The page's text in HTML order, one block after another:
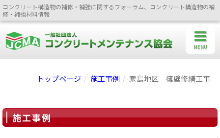
コンクリート構造物の補修・補強に関するフォーラム、コンクリート構造物の補
修・補強材料情報
トップページ 施工事例 家島地区 擁壁修繕工事
施工事例
MENU